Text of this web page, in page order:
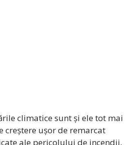
climatice sunt și ele tot mai
creștere ușor de remarcat
ale pericolului de incendii,